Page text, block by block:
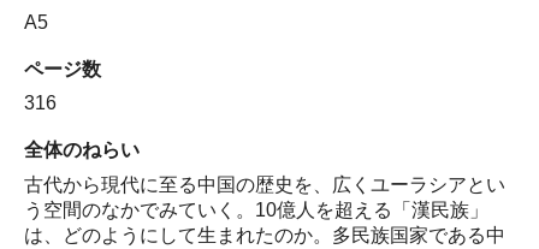
A5
ページ数
316
全体のねらい
古代から現代に至る中国の歴史を、広くユーラシアとい
う空間のなかでみていく。10億人を超える「漢民族」
は、どのようにして生まれたのか。多民族国家である中